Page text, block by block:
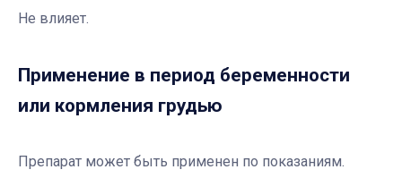
Не влияет.
Применение в период беременности
или кормления грудью
Препарат может быть применен по показаниям.